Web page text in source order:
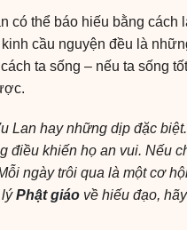
có thể báo hiếu bằng cách
cầu nguyện đều là
ta sống – nếu ta sống
Lan hay những dịp đặc
điều khiến họ an vui. Nếu
ngày trôi qua là một cơ
lýPhật giáo về hiếu đạo,